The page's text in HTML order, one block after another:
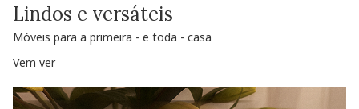
Lindos e versáteis
Móveis para a primeira - e toda - casa
Vem ver